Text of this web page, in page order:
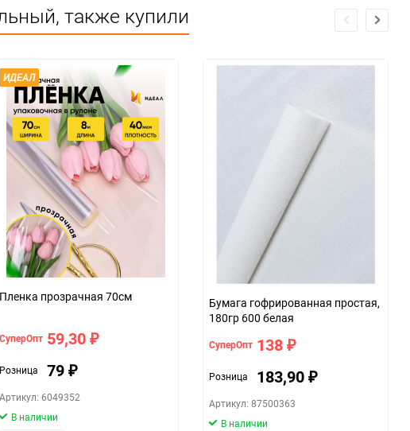
также купили
ИДЕАЛ
Пленка прозрачная 70см
СуперОпт 59,30 ₽
Розница 79 ₽
Артикул: 6049352
В наличии
Бумага гофрированная простая,
180гр 600 белая
СуперОпт 138 ₽
Розница 183,90 ₽
Артикул: 87500363
В наличии